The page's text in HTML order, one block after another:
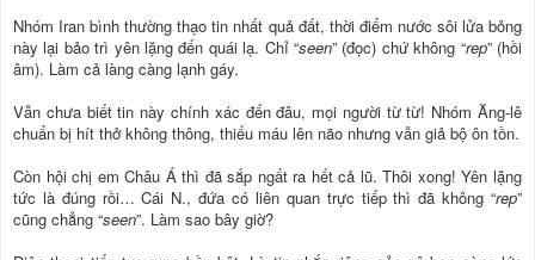
Nhóm Iran bình thường thạo tin nhất quả đất, thời điểm nước sôi lửa bỏng
này lại bảo trì yên lặng đến quái lạ. Chỉ “seen” (đọc) chứ không “rep” (hồi
âm). Làm cả làng càng lạnh gáy.
Vẫn chưa biết tin này chính xác đến đâu, mọi người từ từ! Nhóm Ăng-lê
chuẩn bị hít thở không thông, thiếu máu lên não nhưng vẫn giả bộ ôn tồn.
Còn hội chị em Châu Á thì đã sắp ngất ra hết cả lũ. Thôi xong! Yên lặng
tức là đúng rồi… Cái N., đứa có liên quan trực tiếp thì đã không “rep”
cũng chẳng “seen”. Làm sao bây giờ?